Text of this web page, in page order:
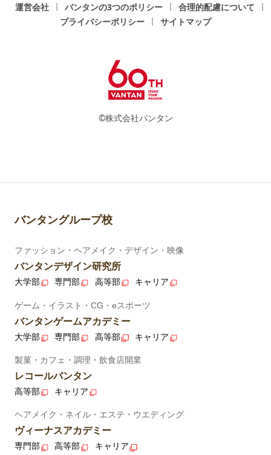
運営会社 バンタンの3つのポリシー
合理的配慮について
プライバシーポリシー
サイトマップ
©株式会社バンタン
バンタングループ校
ファッション・ヘアメイク・デザイン・映像
バンタンデザイン研究所
大学部 専門部 高等部 キャリア
ゲーム・イラスト・CG・eスポーツ
バンタンゲームアカデミー
大学部 専門部 高等部 キャリア
製菓・カフェ・調理・飲食店開業
レコールバンタン
高等部 キャリア
ヘアメイク・ネイル・エステ・ウエディング
ヴィーナスアカデミー
専門部 高等部 キャリア